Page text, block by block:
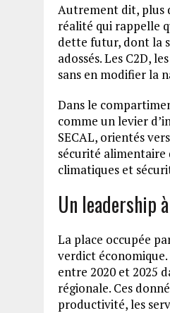
Autrement dit, plus
réalité qui rappelle
dette futur, dont la
adossés. Les C2D,
sans en modifier la
Dans le
comme un levier
SECAL, orientés
sécurité alimentaire
climatiques et
Un leadership
La place occupée
verdict
entre 2020 et 2025
régionale. Ces
productivité, les